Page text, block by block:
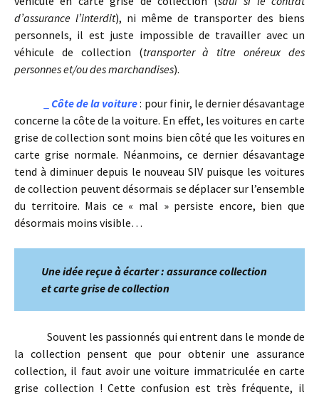
d’assurance l’interdit), ni même de transporter des biens
personnels, il est juste impossible de travailler avec un
véhicule de collection (transporter à titre onéreux des
personnes et/ou des marchandises).
Côte de la voiture: pour finir, le dernier désavantage
concerne la côte de la voiture. En effet, les voitures en carte
grise de collection sont moins bien côté que les voitures en
carte grise normale. Néanmoins, ce dernier désavantage
tend à diminuer depuis le nouveau SIV puisque les voitures
de collection peuvent désormais se déplacer sur l’ensemble
du territoire. Mais ce « mal » persiste encore, bien que
désormais moins visible…
Une idée reçue à écarter : assurance collection
et carte grise de collection
Souvent les passionnés qui entrent dans le monde de
la collection pensent que pour obtenir une assurance
collection, il faut avoir une voiture immatriculée en carte
grise collection ! Cette confusion est très fréquente, il